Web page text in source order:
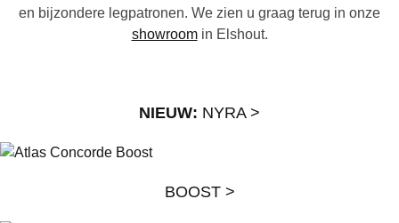
en bijzondere legpatronen. We zien u graag terug in onze
showroomin Elshout.
NIEUW: NYRA >
BOOST >